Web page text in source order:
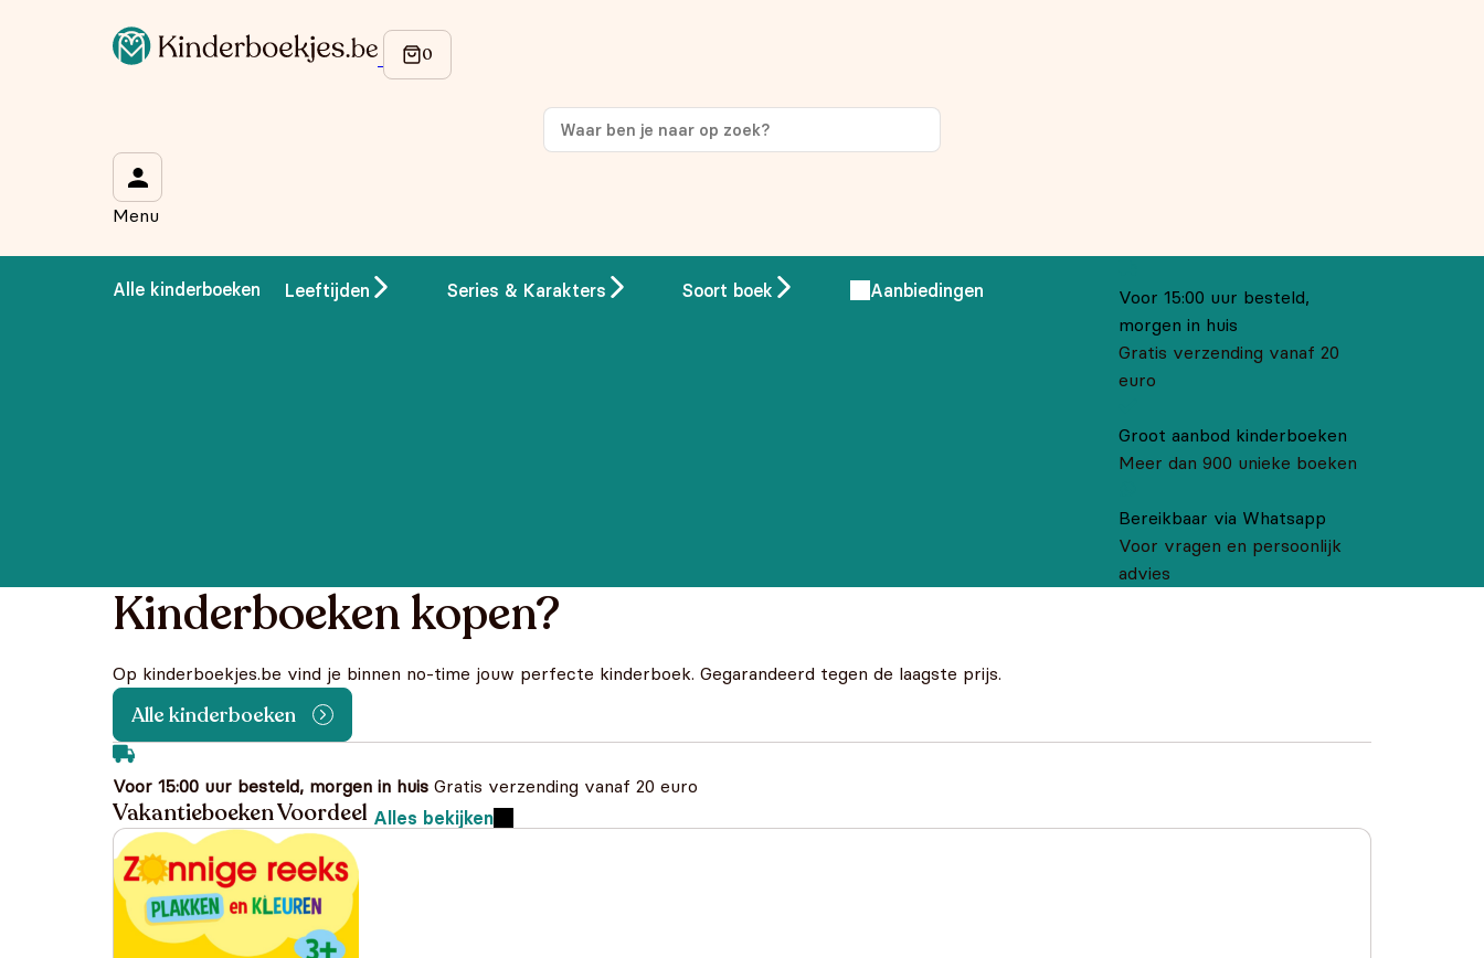
Menu
Alle kinderboeken Leeftijden Series & Karakters Soort boek Aanbiedingen
Voor 15:00 uur besteld,
morgen in huis
Gratis verzending vanaf 20
euro
Groot aanbod kinderboeken
Meer dan 900 unieke boeken
Bereikbaar via Whatsapp
Voor vragen en persoonlijk
advies
Kinderboeken kopen?
Op kinderboekjes.be vind je binnen no-time jouw perfecte kinderboek. Gegarandeerd tegen de laagste prijs.
Alle kinderboeken
Voor 15:00 uur besteld, morgen in huis Gratis verzending vanaf 20 euro
Vakantieboeken Voordeel Alles bekijken